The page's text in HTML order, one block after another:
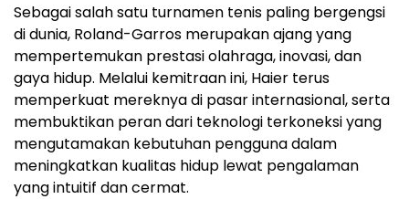
Sebagai salah satu turnamen tenis paling bergengsi
di dunia, Roland-Garros merupakan ajang yang
mempertemukan prestasi olahraga, inovasi, dan
gaya hidup. Melalui kemitraan ini, Haier terus
memperkuat mereknya di pasar internasional, serta
membuktikan peran dari teknologi terkoneksi yang
mengutamakan kebutuhan pengguna dalam
meningkatkan kualitas hidup lewat pengalaman
yang intuitif dan cermat.